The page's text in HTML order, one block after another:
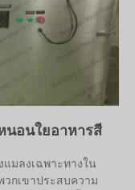
นอนใยอาหารสี
แมลงเฉพาะทางใน
กเขาประสบความ